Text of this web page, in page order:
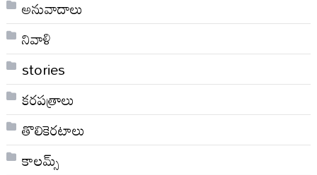
అనువాదాలు
నివాళి
stories
కరపత్రాలు
తొలికెరటాలు
కాలమ్స్